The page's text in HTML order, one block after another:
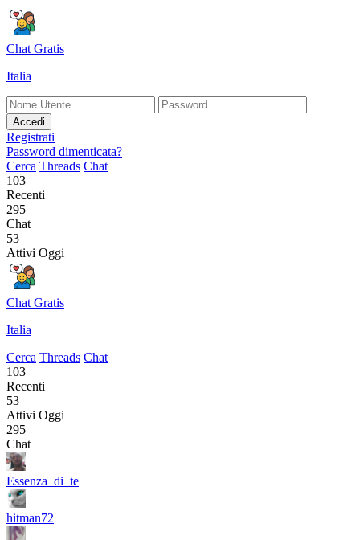
Chat Gratis
Italia
Accedi
Registrati
Password dimenticata?
Cerca Threads Chat
103
Recenti
295
Chat
53
Attivi Oggi
Chat Gratis
Italia
Cerca Threads Chat
103
Recenti
53
Attivi Oggi
295
Chat
Essenza_di_te
hitman72